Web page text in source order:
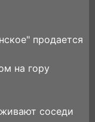
продается
на гору
соседи